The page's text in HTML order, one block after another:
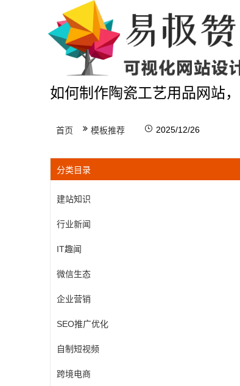
如何制作陶瓷工艺用品网站
首页 模板推荐 2025/12/26
分类目录
建站知识
行业新闻
IT趣闻
微信生态
企业营销
SEO推广优化
自制短视频
跨境电商